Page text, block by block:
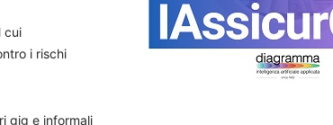
cui
i rischi
gig e informali